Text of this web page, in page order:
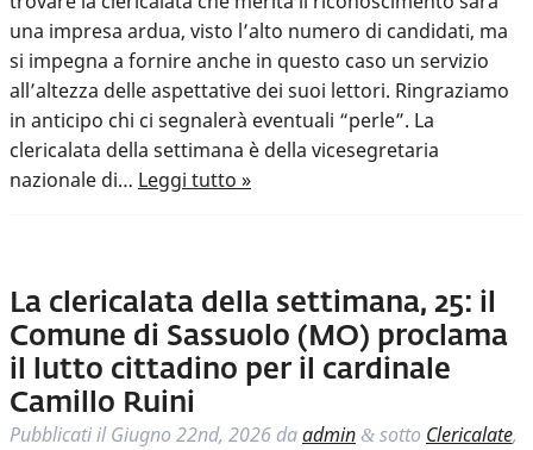
una impresa ardua, visto l’alto numero di candidati, ma
si impegna a fornire anche in questo caso un servizio
all’altezza delle aspettative dei suoi lettori. Ringraziamo
in anticipo chi ci segnalerà eventuali “perle”. La
clericalata della settimana è della vicesegretaria
nazionale di… Leggi tutto »
La clericalata della settimana, 25: il
Comune di Sassuolo (MO) proclama
il lutto cittadino per il cardinale
Camillo Ruini
Pubblicati ilGiugno 22nd, 2026 daadmin & sotto Clericalate,